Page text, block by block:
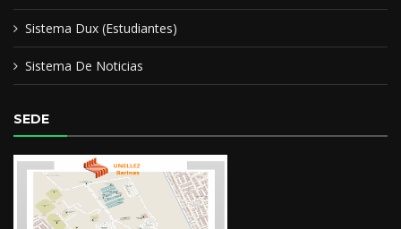
Sistema Dux (Estudiantes)
Sistema De Noticias
SEDE